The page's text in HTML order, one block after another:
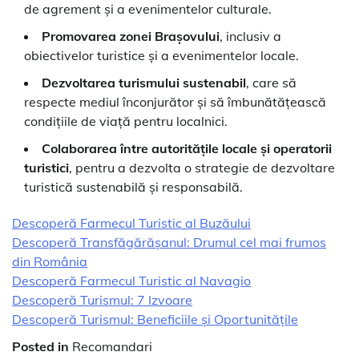
de agrement și a evenimentelor culturale.
Promovarea zonei Brașovului, inclusiv a
obiectivelor turistice și a evenimentelor locale.
Dezvoltarea turismului sustenabil, care să
respecte mediul înconjurător și să îmbunătățească
condițiile de viață pentru localnici.
Colaborarea între autoritățile locale și operatorii
turistici, pentru a dezvolta o strategie de dezvoltare
turistică sustenabilă și responsabilă.
Descoperă Farmecul Turistic al Buzăului
Descoperă Transfăgărășanul: Drumul cel mai frumos
din România
Descoperă Farmecul Turistic al Navagio
Descoperă Turismul: 7 Izvoare
Descoperă Turismul: Beneficiile și Oportunitățile
Posted in Recomandari